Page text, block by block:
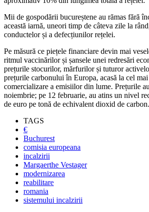
Mii de gospodării bucureștene au rămas fără
această iarnă, uneori timp de câteva zile la
conductelor și a defecțiunilor rețelei.
Pe măsură ce piețele financiare devin mai
ritmul vaccinărilor și șansele unei redresări
prețurile stocurilor, mărfurilor și tuturor
prețurile carbonului în Europa, acasă la cel mai
comercializare a emisiilor din lume. Prețurile
noiembrie; pe 12 februarie, au atins un nivel
de euro pe tonă de echivalent dioxid de carbon.
TAGS
€
Buchurest
comisia europeana
incalzirii
Margaerthe Vestager
modernizarea
reabilitare
romania
sistemului incalzirii